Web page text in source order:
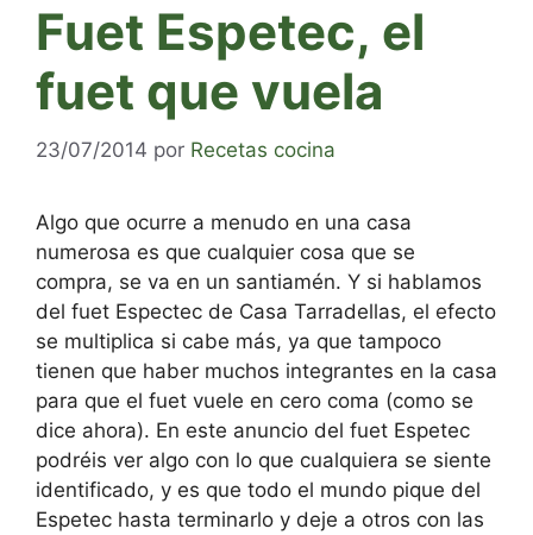
Fuet Espetec, el
fuet que vuela
23/07/2014 por Recetas cocina
Algo que ocurre a menudo en una casa
numerosa es que cualquier cosa que se
compra, se va en un santiamén. Y si hablamos
del fuet Espectec de Casa Tarradellas, el efecto
se multiplica si cabe más, ya que tampoco
tienen que haber muchos integrantes en la casa
para que el fuet vuele en cero coma (como se
dice ahora). En este anuncio del fuet Espetec
podréis ver algo con lo que cualquiera se siente
identificado, y es que todo el mundo pique del
Espetec hasta terminarlo y deje a otros con las